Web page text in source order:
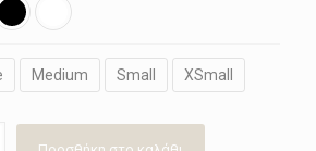
Medium Small XSmall